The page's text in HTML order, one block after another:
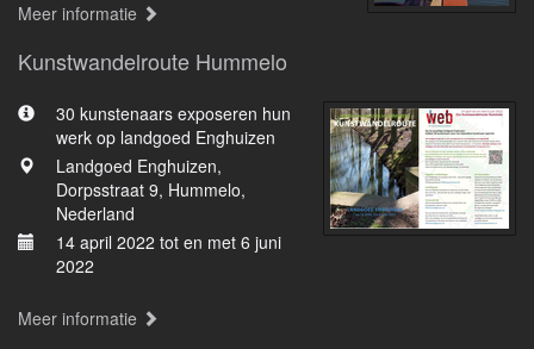
Meer informatie
Kunstwandelroute Hummelo
30 kunstenaars exposeren hun
werk op landgoed Enghuizen
Landgoed Enghuizen,
Dorpsstraat 9, Hummelo,
Nederland
14 april 2022 tot en met 6 juni
2022
Meer informatie